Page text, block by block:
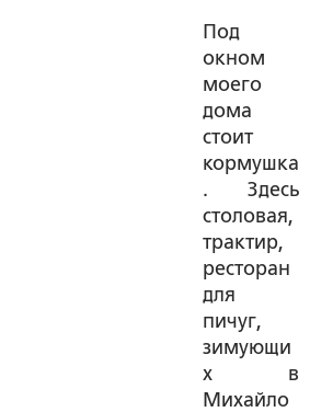
Под
окном
моего
дома
стоит
кормушка
. Здесь
столовая,
трактир,
ресторан
для
пичуг,
зимующи
х в
Михайло